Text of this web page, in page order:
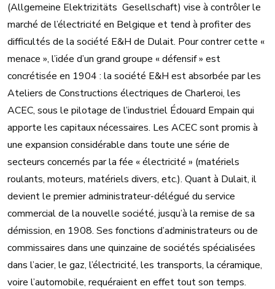
(Allgemeine Elektrizitäts Gesellschaft) vise à contrôler le
marché de l’électricité en Belgique et tend à profiter des
difficultés de la société E&H de Dulait. Pour contrer cette «
menace », l’idée d’un grand groupe « défensif » est
concrétisée en 1904 : la société E&H est absorbée par les
Ateliers de Constructions électriques de Charleroi, les
ACEC, sous le pilotage de l’industriel Édouard Empain qui
apporte les capitaux nécessaires. Les ACEC sont promis à
une expansion considérable dans toute une série de
secteurs concernés par la fée « électricité » (matériels
roulants, moteurs, matériels divers, etc.). Quant à Dulait, il
devient le premier administrateur-délégué du service
commercial de la nouvelle société, jusqu’à la remise de sa
démission, en 1908. Ses fonctions d’administrateurs ou de
commissaires dans une quinzaine de sociétés spécialisées
dans l’acier, le gaz, l’électricité, les transports, la céramique,
voire l’automobile, requéraient en effet tout son temps.